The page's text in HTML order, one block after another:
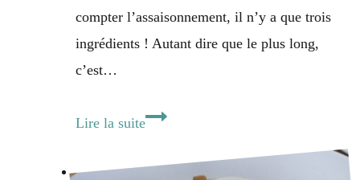
compter l’assaisonnement, il n’y a que trois
ingrédients ! Autant dire que le plus long,
c’est…
Lire la suiteGaufre
patate